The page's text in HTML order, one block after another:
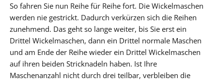
So fahren Sie nun Reihe für Reihe fort. Die Wickelmaschen
werden nie gestrickt. Dadurch verkürzen sich die Reihen
zunehmend. Das geht so lange weiter, bis Sie erst ein
Drittel Wickelmaschen, dann ein Drittel normale Maschen
und am Ende der Reihe wieder ein Drittel Wickelmaschen
auf ihren beiden Stricknadeln haben. Ist Ihre
Maschenanzahl nicht durch drei teilbar, verbleiben die